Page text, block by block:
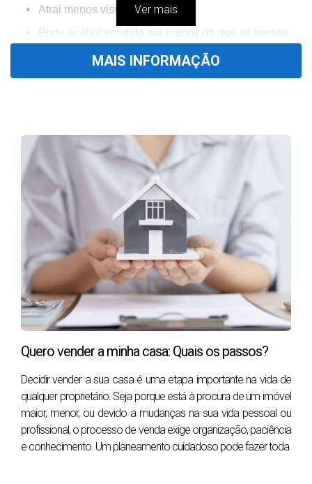
Atrai menos visitas e propostas.
Pode acabar vendido por menos do que se tivesse
Sobrepreço
inicial
Tempo médio de
venda*
Desconto final
5% + 30 dias
10% +60 dias -7%
15% +150 dias -12%
A Casa Está Pronta para Ser Vista?
Erro #2 – Não preparar a casa para as visitas (home
staging)
Os compradores decidem se gostam ou não de uma casa
nosprimeiros 90 segundosde visita. Uma casa bem
preparada transmite cuidado, valor e potencial.
Ver mais
MAIS INFORMAÇÃO
Quero vender a minha casa: Quais os passos?
Decidir vender a sua casa é uma etapa importante na vida de
qualquer proprietário. Seja porque está à procura de um imóvel
maior, menor, ou devido a mudanças na sua vida pessoal ou
profissional, o processo de venda exige organização, paciência
e conhecimento. Um planeamento cuidadoso pode fazer toda